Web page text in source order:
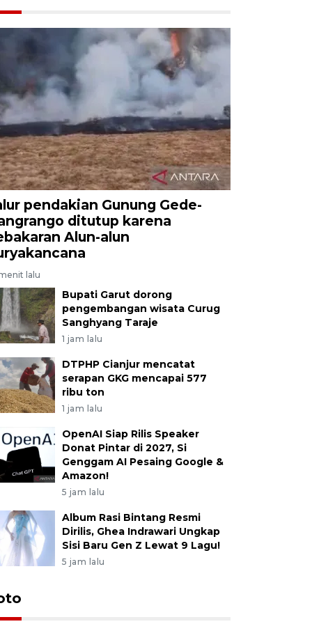
pendakian Gunung Gede-
ditutup karena
Alun-alun
lalu
Bupati Garut dorong
pengembangan wisata Curug
Sanghyang Taraje
1 jam lalu
DTPHP Cianjur mencatat
serapan GKG mencapai 577
ribu ton
1 jam lalu
OpenAI Siap Rilis Speaker
Donat Pintar di 2027, Si
Genggam AI Pesaing Google &
Amazon!
5 jam lalu
Album Rasi Bintang Resmi
Dirilis, Ghea Indrawari Ungkap
Sisi Baru Gen Z Lewat 9 Lagu!
5 jam lalu